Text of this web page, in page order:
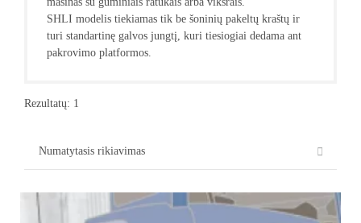
SHLI modelis tiekiamas tik be šoninių pakeltų kraštų ir
turi standartinę galvos jungtį, kuri tiesiogiai dedama ant
pakrovimo platformos.
Rezultatų: 1